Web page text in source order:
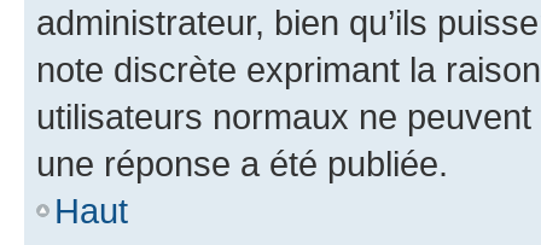
administrateur, bien qu’ils
note discrète exprimant la
utilisateurs normaux ne
une réponse a été publiée.
Haut